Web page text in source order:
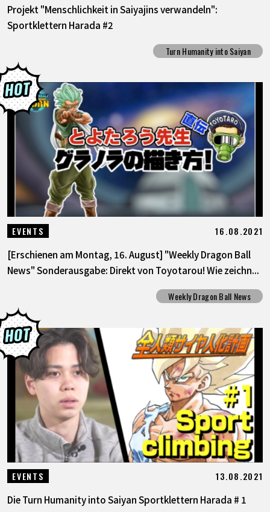
Projekt "Menschlichkeit in Saiyajins verwandeln":
Sportklettern Harada #2
Turn Humanity into Saiyan
EVENTS 16.08.2021
[Erschienen am Montag, 16. August] "Weekly Dragon Ball
News" Sonderausgabe: Direkt von Toyotarou! Wie zeichn...
Weekly Dragon Ball News
EVENTS 13.08.2021
Die Turn Humanity into Saiyan Sportklettern Harada # 1